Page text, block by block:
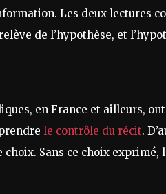
Les deux lectures
de l’hypothèse, et
en France et ailleurs,
le contrôle du récit.
Sans ce choix exprimé,